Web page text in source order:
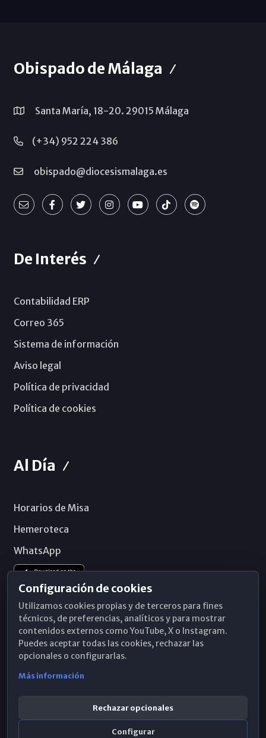
Obispado de Málaga
Santa María, 18-20. 29015 Málaga
(+34) 952 224 386
obispado@diocesismalaga.es
De Interés
Contabilidad ERP
Correo 365
Sistema de información
Aviso legal
Política de privacidad
Política de cookies
Al Día
Horarios de Misa
Hemeroteca
WhatsApp
Configuración de cookies
Utilizamos cookies propias y de terceros para fines
técnicos, de preferencias, analíticos y para mostrar
contenidos externos como YouTube, X o Instagram.
Puedes aceptar todas las cookies, rechazar las
opcionales o configurarlas.
Más información
Rechazar opcionales
Configurar